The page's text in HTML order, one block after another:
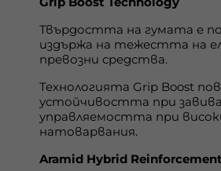
Твърдостта на гумата е
издържа на тежестта на
превозни средства.
Технологията Grip Boost
устойчивостта при
управляемостта при
натоварвания.
Aramid Hybrid